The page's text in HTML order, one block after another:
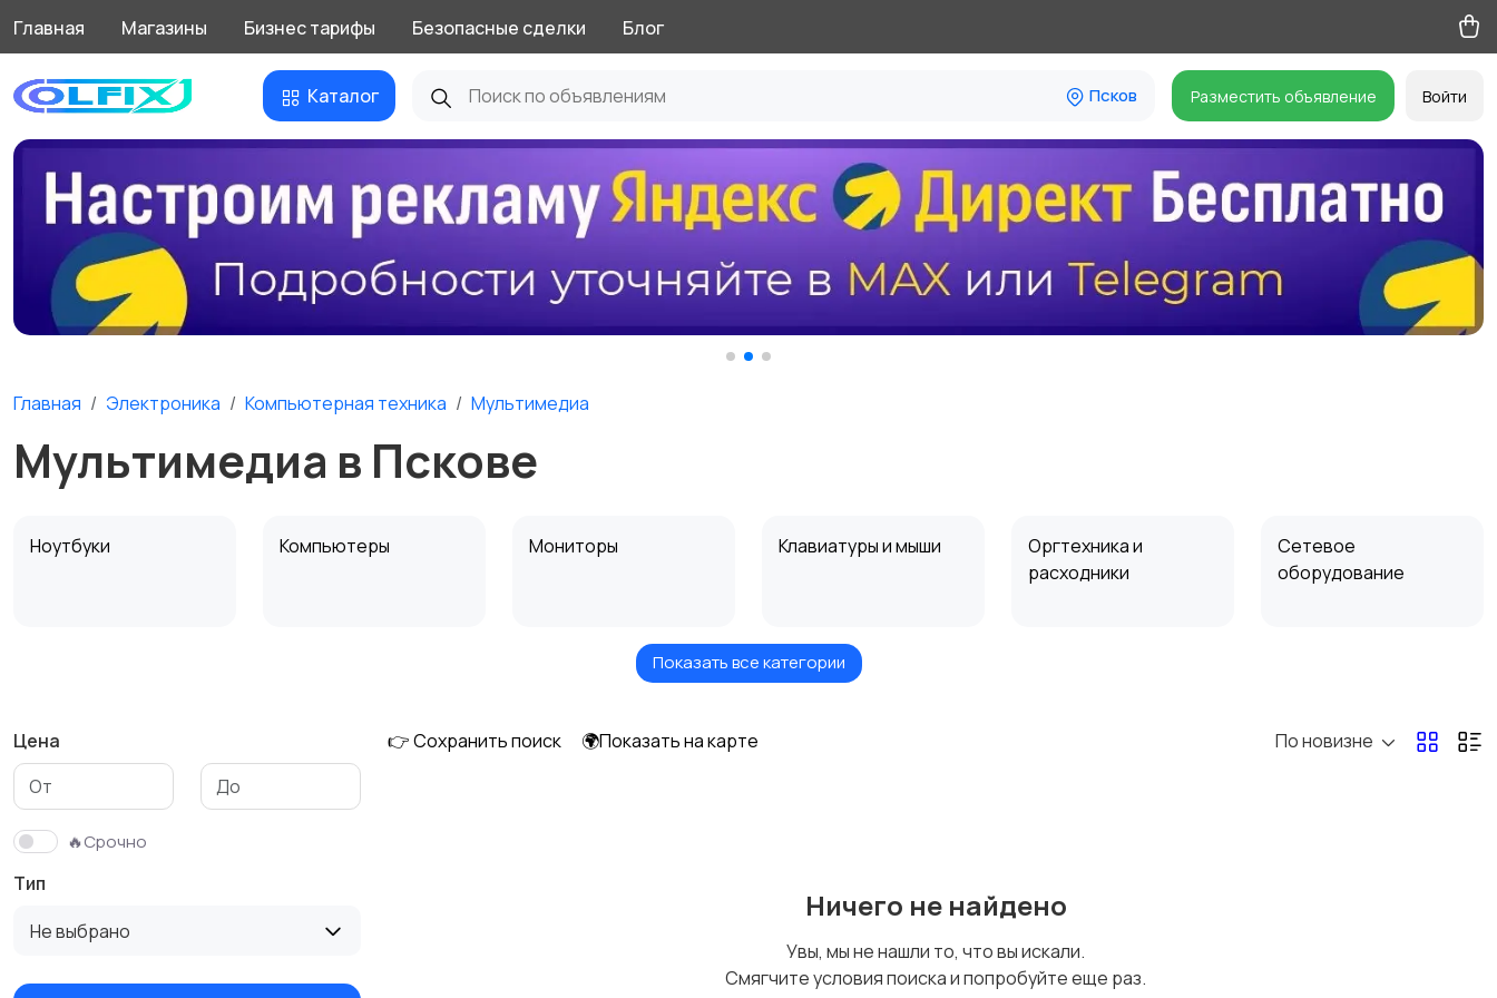
Главная Магазины Бизнес тарифы Безопасные сделки Блог
Каталог Псков Разместить объявление Войти
Главная Электроника Компьютерная техника Мультимедиа
Мультимедиа в Пскове
Ноутбуки Компьютеры Мониторы Клавиатуры и мыши
Оргтехника и
расходники
Сетевое
оборудование
Программное
Рули, джойстики,
Показать все категории
Цена
🔥Срочно
Тип
Не выбрано
👉 Сохранить поиск 🌍Показать на карте По новизне
Ничего не найдено
Увы, мы не нашли то, что вы искали.
Смягчите условия поиска и попробуйте еще раз.